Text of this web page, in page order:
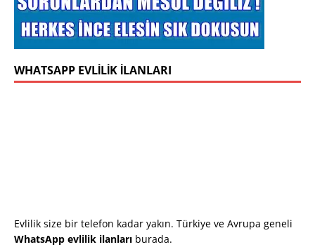
WHATSAPP EVLILIK İLANLARI
Evlilik size bir telefon kadar yakın. Türkiye ve Avrupa geneli
WhatsApp evlilik ilanları burada.